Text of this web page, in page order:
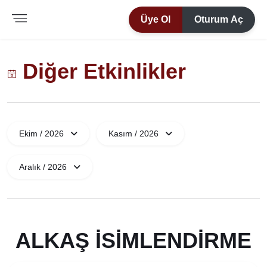
Üye Ol Oturum Aç
Diğer Etkinlikler
Ekim / 2026 Kasım / 2026
Aralık / 2026
ALKAŞ İSIMLENDIRME